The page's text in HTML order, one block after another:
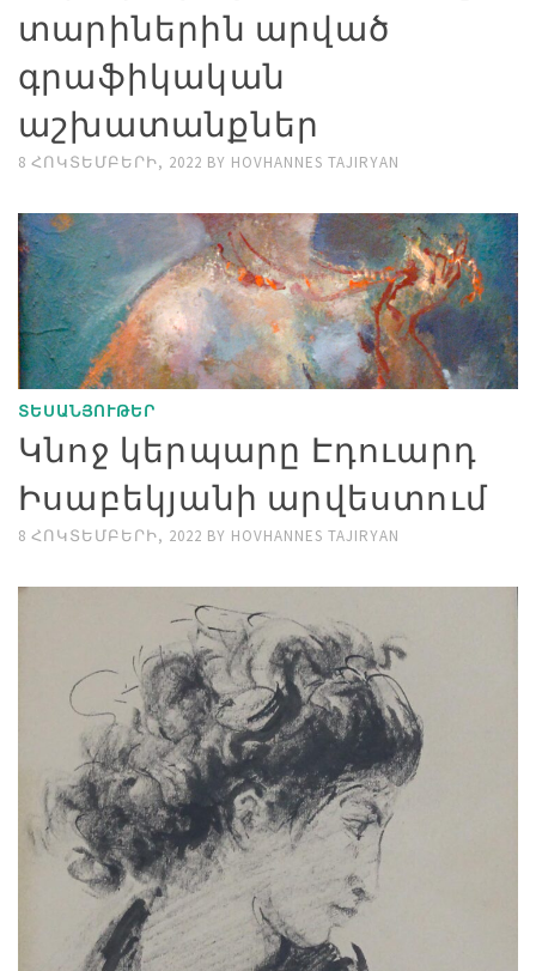
տարիներին արված
գրաֆիկական
աշխատանքներ
8 ՀՈԿՏԵՄԲԵՐԻ, 2022 BY HOVHANNES TAJIRYAN
ՏԵՍԱՆՅՈՒԹԵՐ
Կնոջ կերպարը Էդուարդ
Իսաբեկյանի արվեստում
8 ՀՈԿՏԵՄԲԵՐԻ, 2022 BY HOVHANNES TAJIRYAN